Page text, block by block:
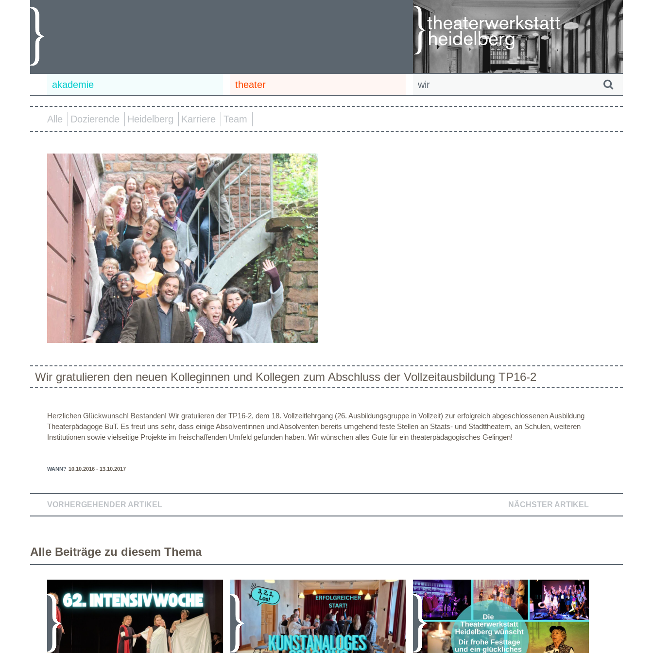
akademie theater wir
Alle Dozierende Heidelberg Karriere Team
Wir gratulieren den neuen Kolleginnen und Kollegen zum Abschluss der Vollzeitausbildung TP16-2
Herzlichen Glückwunsch! Bestanden! Wir gratulieren der TP16-2, dem 18. Vollzeitlehrgang (26. Ausbildungsgruppe in Vollzeit) zur erfolgreich abgeschlossenen Ausbildung
Theaterpädagoge BuT. Es freut uns sehr, dass einige Absolventinnen und Absolventen bereits umgehend feste Stellen an Staats- und Stadttheatern, an Schulen, weiteren
Institutionen sowie vielseitige Projekte im freischaffenden Umfeld gefunden haben. Wir wünschen alles Gute für ein theaterpädagogisches Gelingen!
WANN? 10.10.2016 - 13.10.2017
VORHERGEHENDER ARTIKEL NÄCHSTER ARTIKEL
Alle Beiträge zu diesem Thema